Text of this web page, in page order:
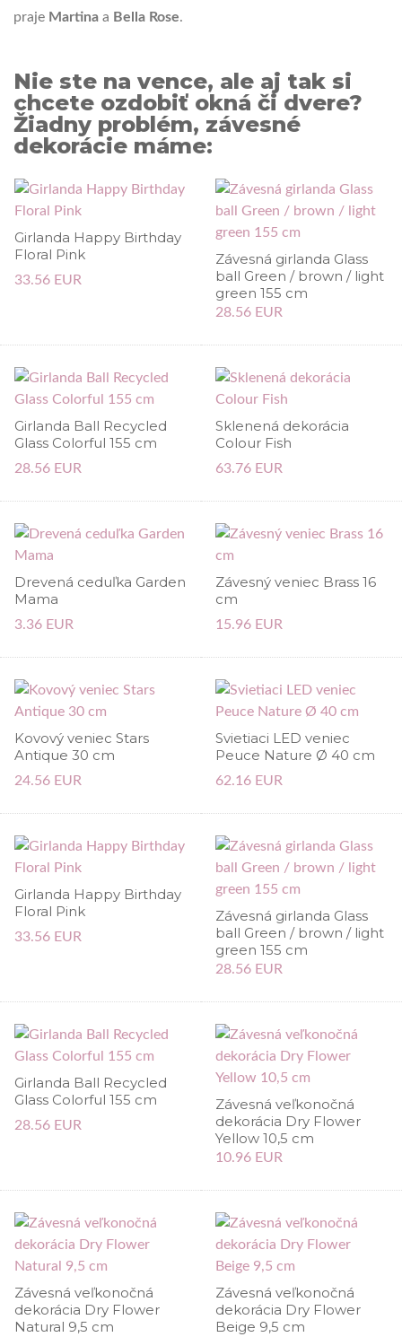
praje Martina a Bella Rose.
Nie ste na vence, ale aj tak si
chcete ozdobiť okná či dvere?
Žiadny problém, závesné
dekorácie máme:
Girlanda Happy Birthday
Floral Pink
33.56 EUR
Závesná girlanda Glass
ball Green / brown / light
green 155 cm
28.56 EUR
Girlanda Ball Recycled
Glass Colorful 155 cm
28.56 EUR
Sklenená dekorácia
Colour Fish
63.76 EUR
Drevená ceduľka Garden
Mama
3.36 EUR
Závesný veniec Brass 16
cm
15.96 EUR
Kovový veniec Stars
Antique 30 cm
24.56 EUR
Svietiaci LED veniec
Peuce Nature Ø 40 cm
62.16 EUR
Girlanda Happy Birthday
Floral Pink
33.56 EUR
Závesná girlanda Glass
ball Green / brown / light
green 155 cm
28.56 EUR
Girlanda Ball Recycled
Glass Colorful 155 cm
28.56 EUR
Závesná veľkonočná
dekorácia Dry Flower
Yellow 10,5 cm
10.96 EUR
Závesná veľkonočná
dekorácia Dry Flower
Natural 9,5 cm
Závesná veľkonočná
dekorácia Dry Flower
Beige 9,5 cm